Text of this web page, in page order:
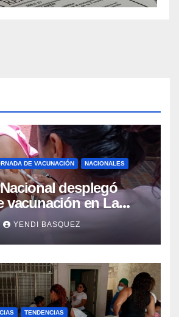
DE VACUNACIÓN
NACIONALES
desplegó
vacunación en La
garantizar protección
YENDI BASQUEZ
TENDENCIAS